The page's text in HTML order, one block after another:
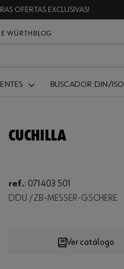
OFERTAS EXCLUSIVAS!
WÜRTH BLOG
BUSCADOR DIN/ISO
CUCHILLA
ref.: 071403 501
DDU /ZB-MESSER-GSCHERE
Loading...Ver catálogo